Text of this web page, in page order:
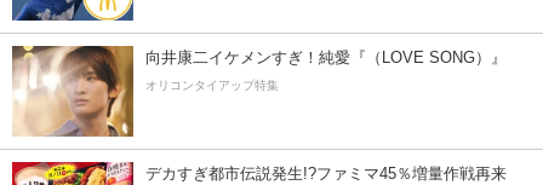
向井康二イケメンすぎ！純愛『（LOVE SONG）』
オリコンタイアップ特集
デカすぎ都市伝説発生!?ファミマ45％増量作戦再来